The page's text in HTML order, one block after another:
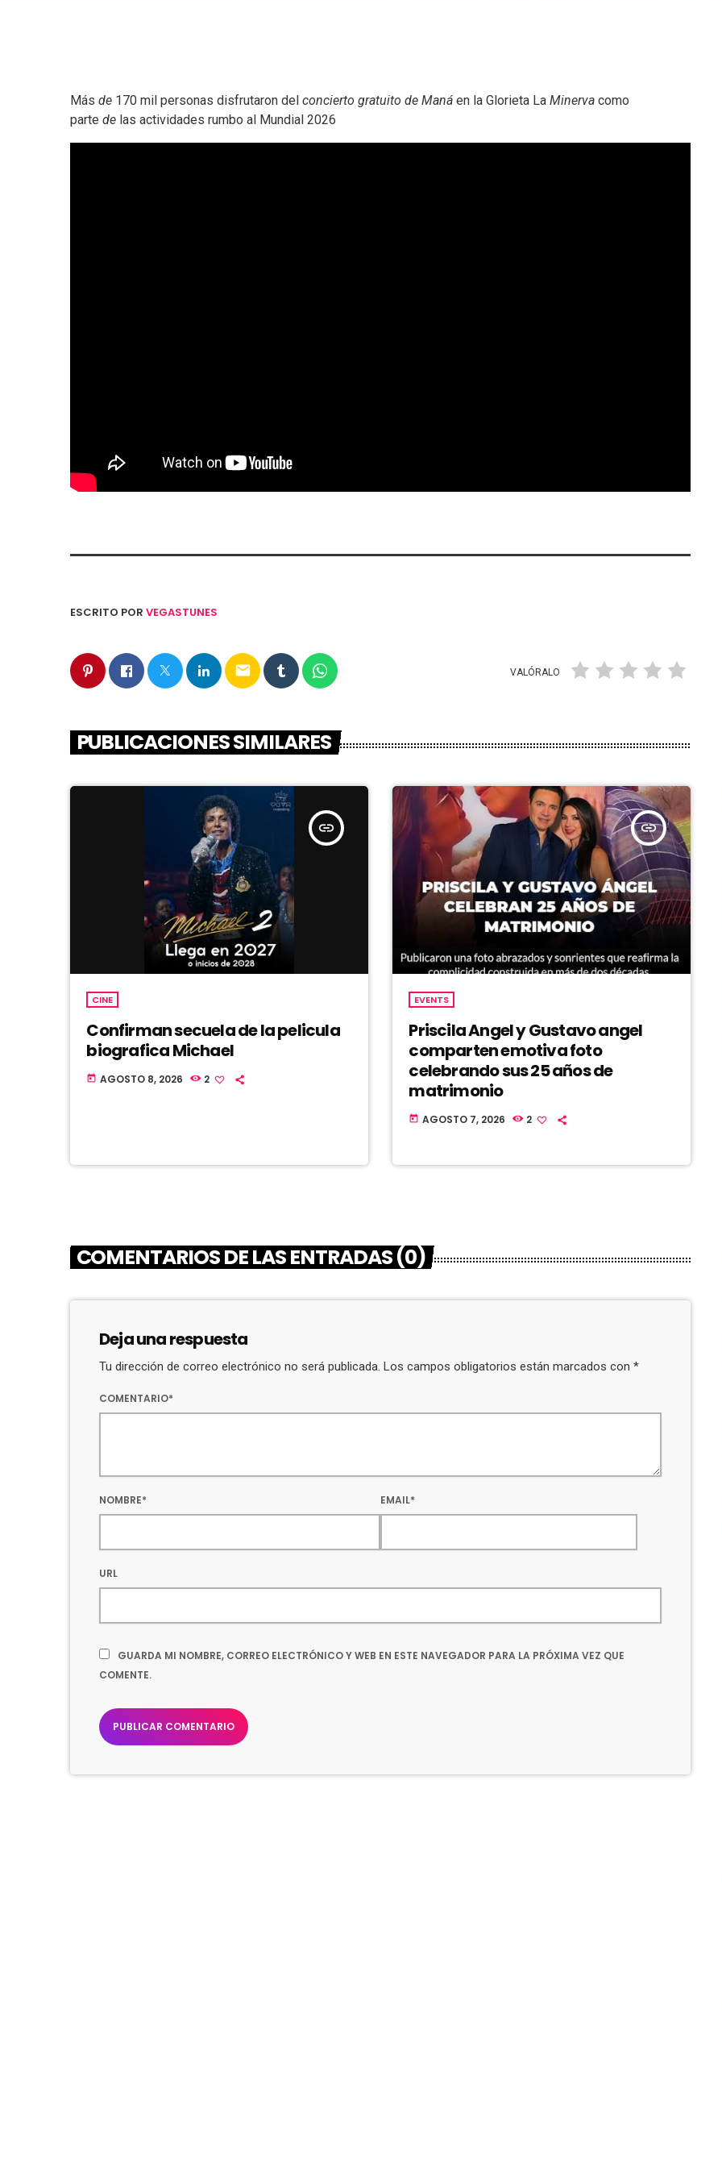
Más de 170 mil personas disfrutaron del concierto gratuito de Maná en la Glorieta La Minerva como
parte de las actividades rumbo al Mundial 2026
ESCRITO POR VEGASTUNES
email VALÓRALO
PUBLICACIONES SIMILARES
insert_link
CINE
Confirman secuela de la pelicula
biografica Michael
today AGOSTO 8, 2026 2
insert_link
EVENTS
Priscila Angel y Gustavo angel
comparten emotiva foto
celebrando sus 25 años de
matrimonio
today AGOSTO 7, 2026 2
COMENTARIOS DE LAS ENTRADAS (0)
Deja una respuesta
Tu dirección de correo electrónico no será publicada. Los campos obligatorios están marcados con *
COMENTARIO*
NOMBRE* EMAIL*
URL
GUARDA MI NOMBRE, CORREO ELECTRÓNICO Y WEB EN ESTE NAVEGADOR PARA LA PRÓXIMA VEZ QUE
COMENTE.